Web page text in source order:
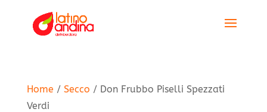
Home / Secco / Don Frubbo Piselli Spezzati
Verdi